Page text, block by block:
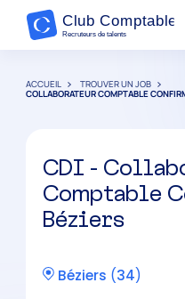
ACCUEIL
TROUVER UN JOB
COLLABORATEUR COMPTABLE
CDI -
Comptable
Béziers
Béziers (34)